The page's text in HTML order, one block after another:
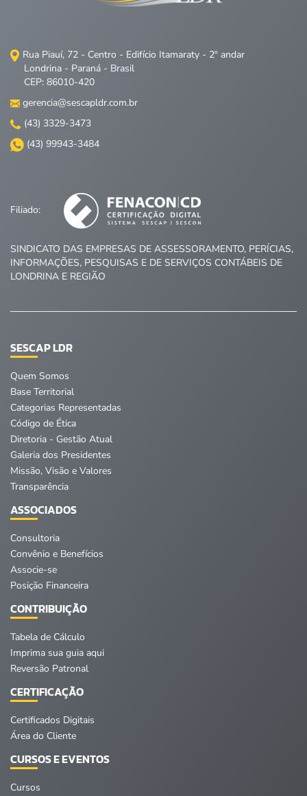
Rua Piauí, 72 - Centro - Edifício Itamaraty - 2º andar
Londrina - Paraná - Brasil
CEP: 86010-420
gerencia@sescapldr.com.br
(43) 3329-3473
(43) 99943-3484
Filiado:
SINDICATO DAS EMPRESAS DE ASSESSORAMENTO, PERÍCIAS,
INFORMAÇÕES, PESQUISAS E DE SERVIÇOS CONTÁBEIS DE
LONDRINA E REGIÃO
SESCAP LDR
Quem Somos
Base Territorial
Categorias Representadas
Código de Ética
Diretoria - Gestão Atual
Galeria dos Presidentes
Missão, Visão e Valores
Transparência
ASSOCIADOS
Consultoria
Convênio e Benefícios
Associe-se
Posição Financeira
CONTRIBUIÇÃO
Tabela de Cálculo
Imprima sua guia aqui
Reversão Patronal
CERTIFICAÇÃO
Certificados Digitais
Área do Cliente
CURSOS E EVENTOS
Cursos